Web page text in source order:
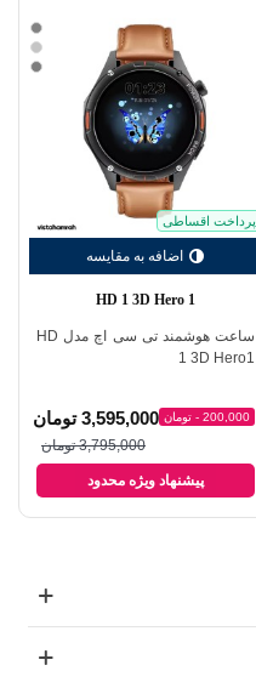
پرداخت اقساطی
اضافه به مقایسه
بدنه
تیتانیوم
-
بند
قهوه
ای
بدنه
نقره
ای
-
بدنه
HD 1 3D Hero 1
ساعت هوشمند تی سی اچ مدل HD
1 3D Hero1
200,000 - تومان 3,595,000 تومان
3,795,000 تومان
پیشنهاد ویژه محدود